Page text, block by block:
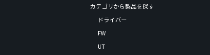
カテゴリから製品を探す
ドライバー
FW
UT